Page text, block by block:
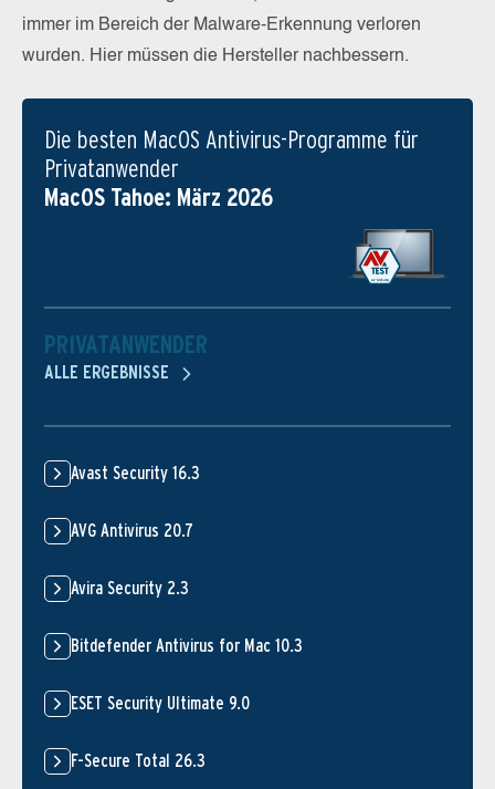
immer im Bereich der Malware-Erkennung verloren
wurden. Hier müssen die Hersteller nachbessern.
Die besten MacOS Antivirus-Programme für
Privatanwender
MacOS Tahoe: März 2026
PRIVATANWENDER
ALLE ERGEBNISSE
Avast Security 16.3
AVG Antivirus 20.7
Avira Security 2.3
Bitdefender Antivirus for Mac 10.3
ESET Security Ultimate 9.0
F-Secure Total 26.3